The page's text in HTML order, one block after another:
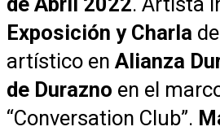
Exposición y Charla
artístico en Alianza
de Durazno en el
“Conversation Club”.